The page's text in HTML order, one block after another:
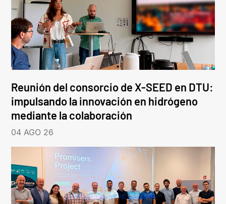
Reunión del consorcio de X-SEED en DTU:
impulsando la innovación en hidrógeno
mediante la colaboración
04 AGO 26